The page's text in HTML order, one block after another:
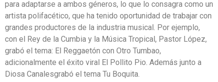
para adaptarse a ambos géneros, lo que lo consagra como un
artista polifacético, que ha tenido oportunidad de trabajar con
grandes productores de la industria musical. Por ejemplo,
con el Rey de la Cumbia y la Música Tropical, Pastor López,
grabó el tema: El Reggaetón con Otro Tumbao,
adicionalmente el éxito viral El Pollito Pio. Además junto a
Diosa Canalesgrabó el tema Tu Boquita.